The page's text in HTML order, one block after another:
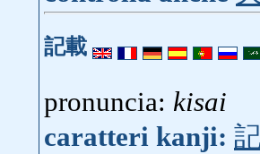
記載
pronuncia: kisai
caratteri kanji: